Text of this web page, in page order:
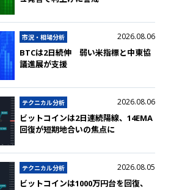
市況・相場分析 2026.08.06
BTCは2日続伸 弱い米指標と中東協
議進展が支援
テクニカル分析 2026.08.06
ビットコインは2日連続陽線、14EMA
回復が短期地合いの焦点に
テクニカル分析 2026.08.05
ビットコインは1000万円台を回復、